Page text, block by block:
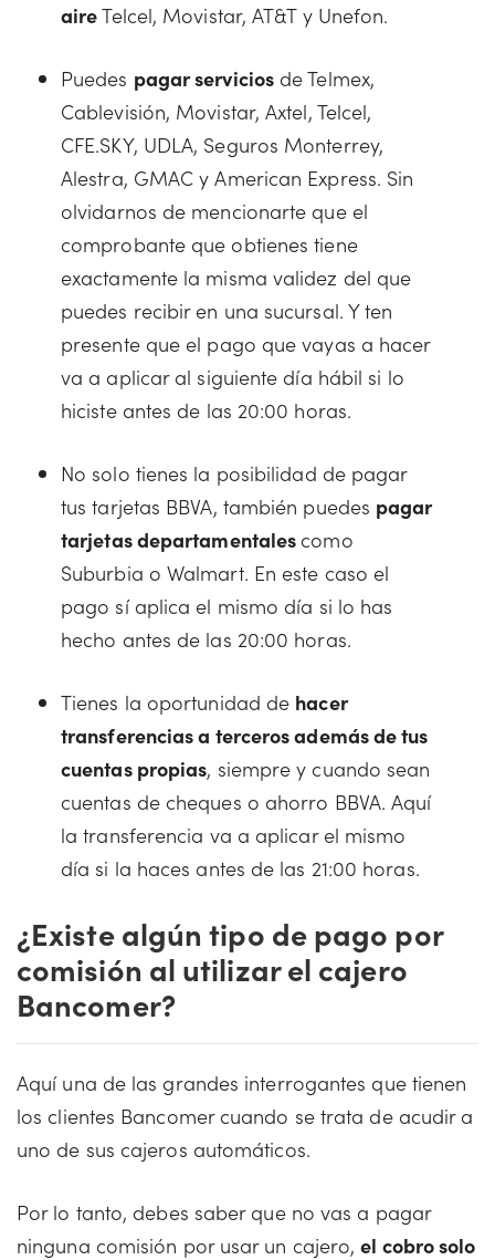
aireTelcel, Movistar, AT&T y Unefon.
Puedes pagar servicios de Telmex,
Cablevisión, Movistar, Axtel, Telcel,
CFE.SKY, UDLA, Seguros Monterrey,
Alestra, GMAC y American Express. Sin
olvidarnos de mencionarte que el
comprobante que obtienes tiene
exactamente la misma validez del que
puedes recibir en una sucursal. Y ten
presente que el pago que vayas a hacer
va a aplicar al siguiente día hábil si lo
hiciste antes de las 20:00 horas.
No solo tienes la posibilidad de pagar
tus tarjetas BBVA, también puedes pagar
tarjetas departamentalescomo
Suburbia o Walmart. En este caso el
pago sí aplica el mismo día si lo has
hecho antes de las 20:00 horas.
Tienes la oportunidad de hacer
transferencias a terceros además de tus
cuentas propias, siempre y cuando sean
cuentas de cheques o ahorro BBVA. Aquí
la transferencia va a aplicar el mismo
día si la haces antes de las 21:00 horas.
¿Existe algún tipo de pago por
comisión al utilizar el cajero
Bancomer?
Aquí una de las grandes interrogantes que tienen
los clientes Bancomer cuando se trata de acudir a
uno de sus cajeros automáticos.
Por lo tanto, debes saber que no vas a pagar
ninguna comisión por usar un cajero,el cobro solo